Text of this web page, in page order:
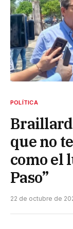
POLÍTICA
Braillard
que no
como el
Paso”
22 de octubre de